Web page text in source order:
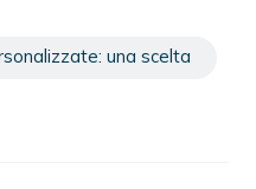
una scelta